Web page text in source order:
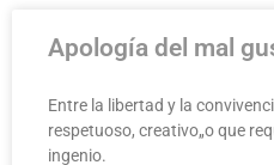
Apología del mal
Entre la libertad y la
respetuoso, creativo„o que
ingenio.